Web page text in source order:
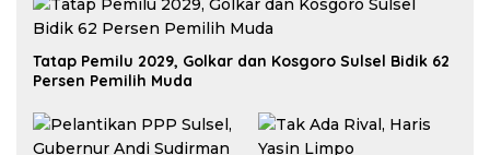
Tatap Pemilu 2029, Golkar dan Kosgoro Sulsel Bidik 62
Persen Pemilih Muda